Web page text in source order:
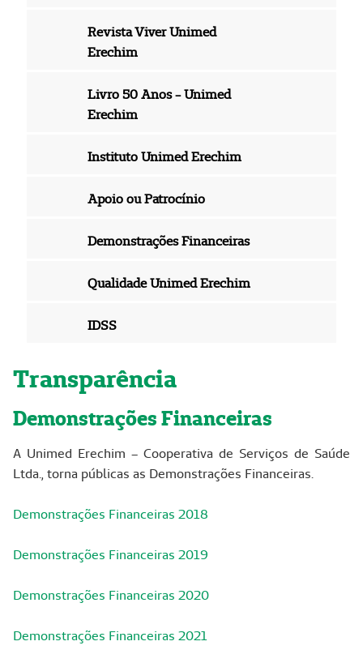
Revista Viver Unimed
Erechim
Livro 50 Anos - Unimed
Erechim
Instituto Unimed Erechim
Apoio ou Patrocínio
Demonstrações Financeiras
Qualidade Unimed Erechim
IDSS
Transparência
Demonstrações Financeiras
A Unimed Erechim – Cooperativa de Serviços de Saúde
Ltda., torna públicas as Demonstrações Financeiras.
Demonstrações Financeiras 2018
Demonstrações Financeiras 2019
Demonstrações Financeiras 2020
Demonstrações Financeiras 2021